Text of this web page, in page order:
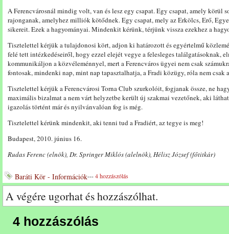
A Ferencvárosnál mindig volt, van és lesz egy csapat. Egy csapat, amely
rajonganak, amelyhez milliók kötődnek. Egy csapat, mely az Erkölcs, Erő,
sikereit. Ezek a hagyományai. Mindenkit kérünk, térjünk vissza ezekhez a
Tisztelettel kérjük a tulajdonosi kört, adjon ki határozott és egyértelmű
felé tett intézkedéseiről, hogy ezzel elejét vegye a felesleges találgatásoknak,
kommunikáljon a közvéleménnyel, mert a Ferencváros ügyei nem csak
fontosak, mindenki nap, mint nap tapasztalhatja, a Fradi közügy, róla nem csak
Tisztelettel kérjük a Ferencvárosi Torna Club szurkolóit, fogjanak össze, ne
maximális bizalmat a nem várt helyzetbe került új szakmai vezetőnek, aki
igazolás történt már és nyilvánvalóan fog is még.
Tisztelettel kérünk mindenkit, aki tenni tud a Fradiért, az tegye is meg!
Budapest, 2010. június 16.
Rudas Ferenc (elnök), Dr. Springer Miklós (alelnök), Hélisz József (főtitkár)
Baráti Kör - Információk---4 hozzászólás
A végére ugorhat és hozzászólhat.
4 hozzászólás